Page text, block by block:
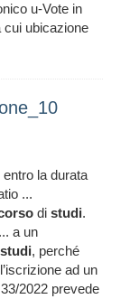
u-Vote in
cui ubicazione
la durata
...
di studi.
a un
studi, perché
ad un
2022 prevede